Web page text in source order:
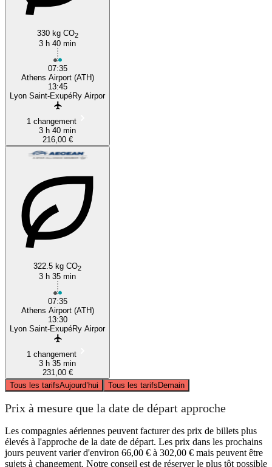
330 kg CO2
3 h 40 min
07:35
Athens Airport (ATH)
13:45
Lyon Saint-ExupéRy Airpor
1 changement
3 h 40 min
216,00 €
322.5 kg CO2
3 h 35 min
07:35
Athens Airport (ATH)
13:30
Lyon Saint-ExupéRy Airpor
1 changement
3 h 35 min
231,00 €
Tous les tarifsAujourd’hui Tous les tarifsDemain
Prix à mesure que la date de départ approche
Les compagnies aériennes peuvent facturer des prix de billets plus
élevés à l'approche de la date de départ. Les prix dans les prochains
jours peuvent varier d'environ 66,00 € à 302,00 € mais peuvent être
sujets à changement. Notre conseil est de réserver le plus tôt possible